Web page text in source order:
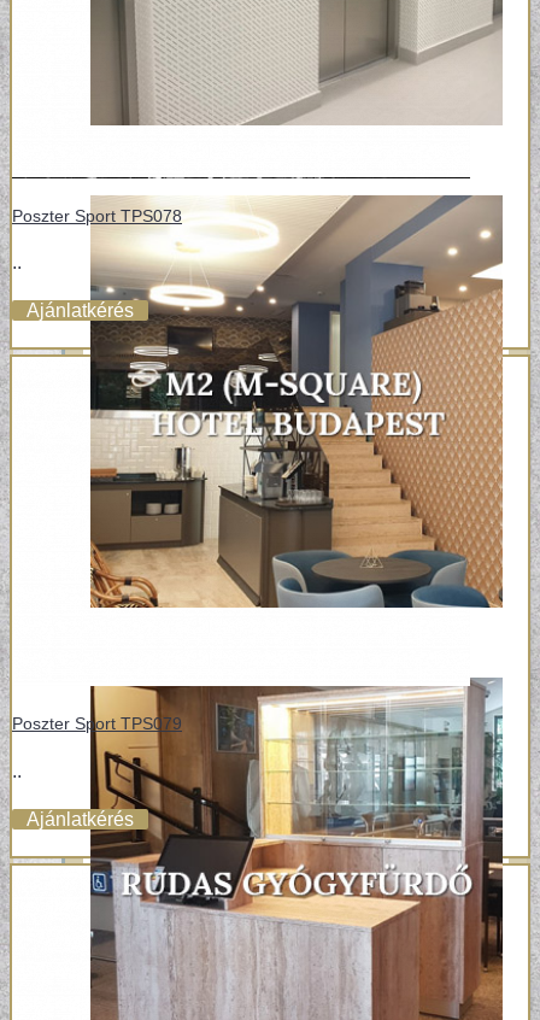
Poszter Sport TPS078
..
Ajánlatkérés
Poszter Sport TPS079
..
Ajánlatkérés